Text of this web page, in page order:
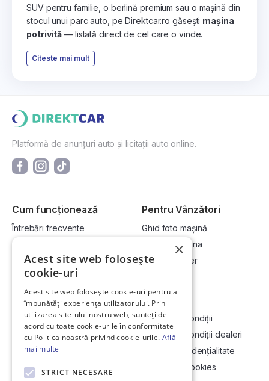
SUV pentru familie, o berlină premium sau o mașină din
stocul unui parc auto, pe Direktcar.ro găsești mașina
potrivită — listată direct de cel care o vinde.
Citeste mai mult
Platformă de anunțuri auto și licitații auto online.
Cum funcționează
Întrebări frecvente
Cum vând la licitație?
Pentru Vânzători
Ghid foto mașină
Vinde-ți mașina
Devino dealer
Link-uri utile
Informații utile vizionare
Contact
Soluționarea Online a litigiilor
ANCP
Compania
Termeni și condiții
Termeni și condiții dealeri
Politică confidențialitate
Politica de cookies
×
Acest site web folosește
cookie-uri
Acest site web folosește cookie-uri pentru a
îmbunătăți experiența utilizatorului. Prin
utilizarea site-ului nostru web, sunteți de
acord cu toate cookie-urile în conformitate
cu Politica noastră privind cookie-urile. Află
mai multe
STRICT NECESARE